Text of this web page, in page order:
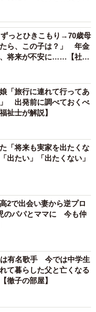
っとひきこもり→70歳母
たら、この子は？」 年金
将来が不安に……【社会
「旅行に連れて行ってあ
出発前に調べておくべ
祉士が解説】
「将来も実家を出たくな
出たい」「出たくない」
2で出会い妻から逆プロ
のパパとママに 今も仲
有名歌手 今では中学生
て暮らした父と亡くなる
徹子の部屋】